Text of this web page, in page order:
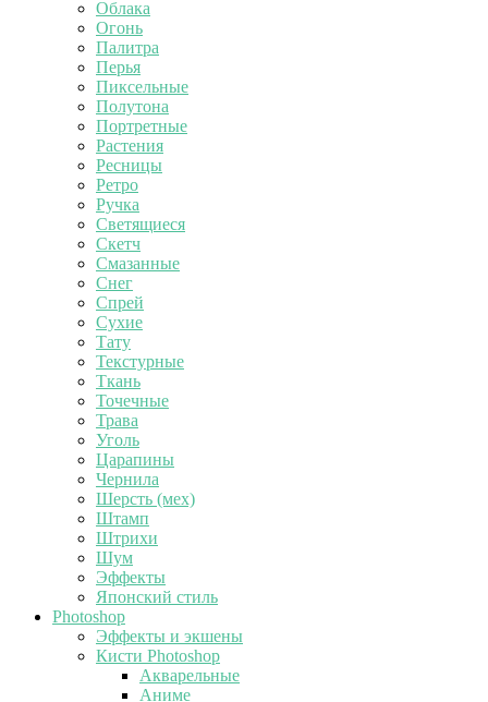
Облака
Огонь
Палитра
Перья
Пиксельные
Полутона
Портретные
Растения
Ресницы
Ретро
Ручка
Светящиеся
Скетч
Смазанные
Снег
Спрей
Сухие
Тату
Текстурные
Ткань
Точечные
Трава
Уголь
Царапины
Чернила
Шерсть (мех)
Штамп
Штрихи
Шум
Эффекты
Японский стиль
Photoshop
Эффекты и экшены
Кисти Photoshop
Акварельные
Аниме